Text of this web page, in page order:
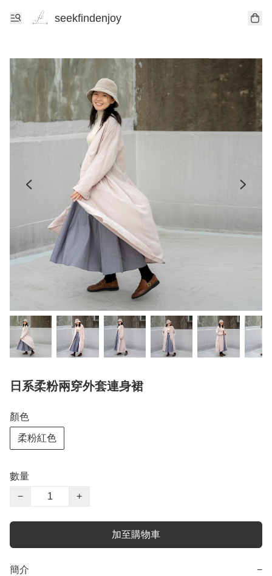
seekfindenjoy
日系柔粉兩穿外套連身裙
顏色
柔粉紅色
數量
−
+
加至購物車
簡介 −